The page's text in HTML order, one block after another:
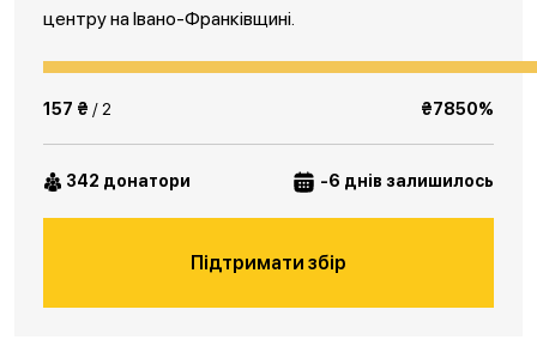
центру на Івано-Франківщині.
157 ₴ / 2 ₴7850%
342 донатори -6 днів залишилось
Підтримати збір